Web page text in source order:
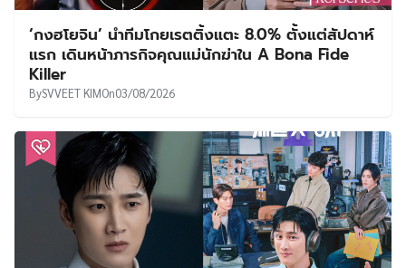
‘กงฮโยจิน’ นำทีมโกยเรตติ้งแตะ 8.0% ตั้งแต่สัปดาห์
แรก เดินหน้าภารกิจคุณแม่นักฆ่าใน A Bona Fide
Killer
BySVVEET KIMOn03/08/2026